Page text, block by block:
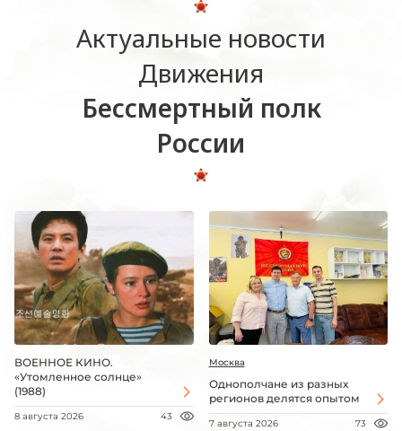
Актуальные новости
Движения
Бессмертный полк
России
ВОЕННОЕ КИНО.
«Утомленное солнце»
(1988)
8 августа 2026 43
Москва
Однополчане из разных
регионов делятся опытом
7 августа 2026 73